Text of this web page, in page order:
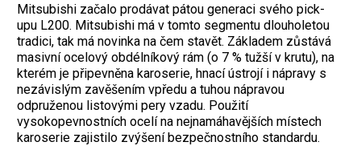
Mitsubishi začalo prodávat pátou generaci svého pick-
upu L200. Mitsubishi má v tomto segmentu dlouholetou
tradici, tak má novinka na čem stavět. Základem zůstává
masivní ocelový obdélníkový rám (o 7 % tužší v krutu), na
kterém je připevněna karoserie, hnací ústrojí i nápravy s
nezávislým zavěšením vpředu a tuhou nápravou
odpruženou listovými pery vzadu. Použití
vysokopevnostních ocelí na nejnamáhavějších místech
karoserie zajistilo zvýšení bezpečnostního standardu.